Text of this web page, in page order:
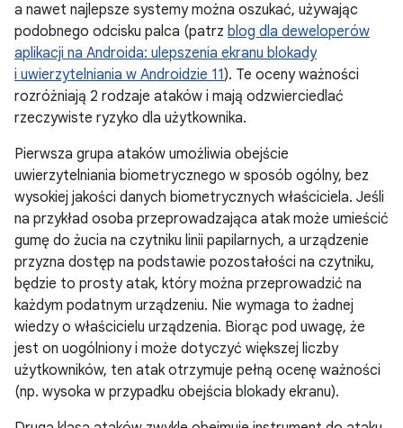
a nawet najlepsze systemy można oszukać, używając
podobnego odcisku palca (patrz blog dla deweloperów
aplikacji na Androida: ulepszenia ekranu blokady
i uwierzytelniania w Androidzie 11). Te oceny ważności
rozróżniają 2 rodzaje ataków i mają odzwierciedlać
rzeczywiste ryzyko dla użytkownika.
Pierwsza grupa ataków umożliwia obejście
uwierzytelniania biometrycznego w sposób ogólny, bez
wysokiej jakości danych biometrycznych właściciela. Jeśli
na przykład osoba przeprowadzająca atak może umieścić
gumę do żucia na czytniku linii papilarnych, a urządzenie
przyzna dostęp na podstawie pozostałości na czytniku,
będzie to prosty atak, który można przeprowadzić na
każdym podatnym urządzeniu. Nie wymaga to żadnej
wiedzy o właścicielu urządzenia. Biorąc pod uwagę, że
jest on uogólniony i może dotyczyć większej liczby
użytkowników, ten atak otrzymuje pełną ocenę ważności
(np. wysoka w przypadku obejścia blokady ekranu).